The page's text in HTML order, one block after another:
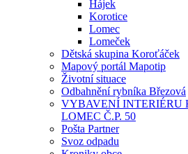
Hájek
Korotice
Lomec
Lomeček
Dětská skupina Koroťáček
Mapový portál Mapotip
Životní situace
Odbahnění rybníka Březová
VYBAVENÍ INTERIÉRU
LOMEC Č.P. 50
Pošta Partner
Svoz odpadu